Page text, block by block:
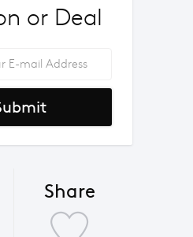
or Deal
Share